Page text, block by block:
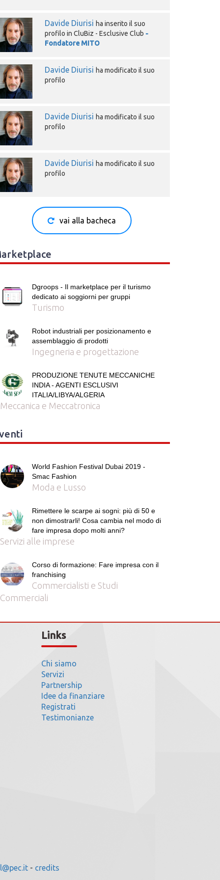
Davide Diurisi ha inserito il suo
profilo in CluBiz - Esclusive Club -
Fondatore MITO
Davide Diurisi ha modificato il suo
profilo
Davide Diurisi ha modificato il suo
profilo
Davide Diurisi ha modificato il suo
profilo
vai alla bacheca
Dgroops - Il marketplace per il turismo
dedicato ai soggiorni per gruppi
Turismo
Robot industriali per posizionamento e
assemblaggio di prodotti
Ingegneria e progettazione
PRODUZIONE TENUTE MECCANICHE
INDIA - AGENTI ESCLUSIVI
ITALIA/LIBYA/ALGERIA
Meccanica e Meccatronica
World Fashion Festival Dubai 2019 -
Smac Fashion
Moda e Lusso
Rimettere le scarpe ai sogni: più di 50 e
non dimostrarli! Cosa cambia nel modo di
fare impresa dopo molti anni?
Servizi alle imprese
Corso di formazione: Fare impresa con il
franchising
Commercialisti e Studi
Commerciali
Links
Chi siamo
Servizi
Partnership
Idee da finanziare
Registrati
Testimonianze
- credits